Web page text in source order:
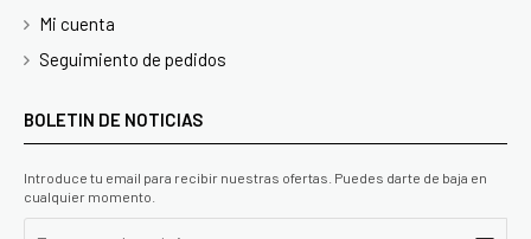
Mi cuenta
Seguimiento de pedidos
BOLETIN DE NOTICIAS
Introduce tu email para recibir nuestras ofertas. Puedes darte de baja en
cualquier momento.